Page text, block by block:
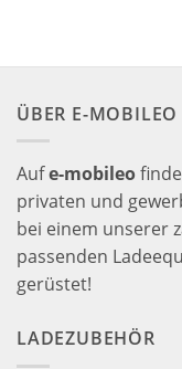
ÜBER E-MOBILEO
Aufe-mobileo
privaten und
bei einem unserer
passenden
gerüstet!
LADEZUBEHÖR